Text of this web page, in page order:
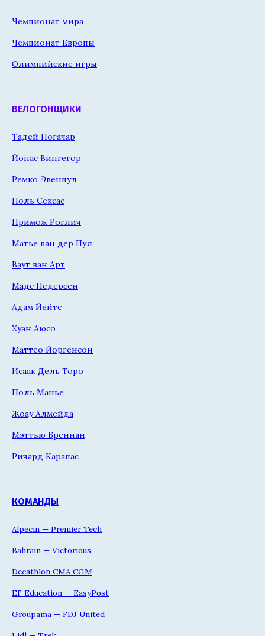
Чемпионат мира
Чемпионат Европы
Олимпийские игры
ВЕЛОГОНЩИКИ
Тадей Погачар
Йонас Вингегор
Ремко Эвенпул
Поль Сексас
Примож Роглич
Матье ван дер Пул
Ваут ван Арт
Мадс Педерсен
Адам Йейтс
Хуан Аюсо
Маттео Йоргенсон
Исаак Дель Торо
Поль Манье
Жоау Алмейда
Мэттью Бреннан
Ричард Карапас
КОМАНДЫ
Alpecin — Premier Tech
Bahrain — Victorious
Decathlon CMA CGM
EF Education — EasyPost
Groupama — FDJ United